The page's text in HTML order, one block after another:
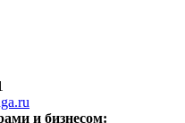
и бизнесом: